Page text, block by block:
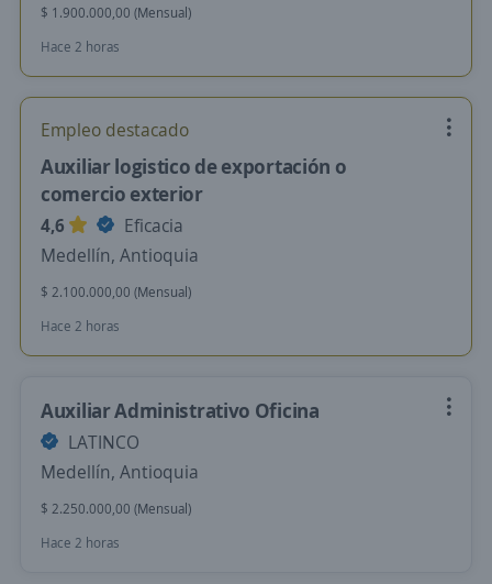
$ 1.900.000,00 (Mensual)
Hace 2 horas
Empleo destacado
Auxiliar logistico de exportación o
comercio exterior
4,6
Eficacia
Medellín, Antioquia
$ 2.100.000,00 (Mensual)
Hace 2 horas
Auxiliar Administrativo Oficina
LATINCO
Medellín, Antioquia
$ 2.250.000,00 (Mensual)
Hace 2 horas